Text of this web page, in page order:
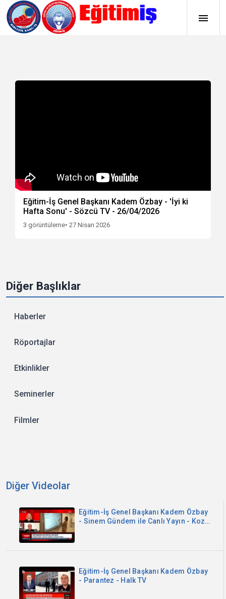
Diğer Başlıklar
Haberler
Röportajlar
Etkinlikler
Seminerler
Filmler
Diğer Videolar
Eğitim-İş Genel Başkanı Kadem Özbay
- Sinem Gündem ile Canlı Yayın - Koza
Eğitim-İş Genel Başkanı Kadem Özbay
- Parantez - Halk TV
Eğitim-İş Genel Başkanı Kadem Özbay - 'İyi ki
Hafta Sonu' - Sözcü TV - 26/04/2026
3 görüntüleme• 27 Nisan 2026